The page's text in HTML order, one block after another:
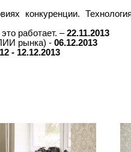
конкуренции.
работает. –22.11.2013
рынка) - 06.12.2013
- 12.12.2013